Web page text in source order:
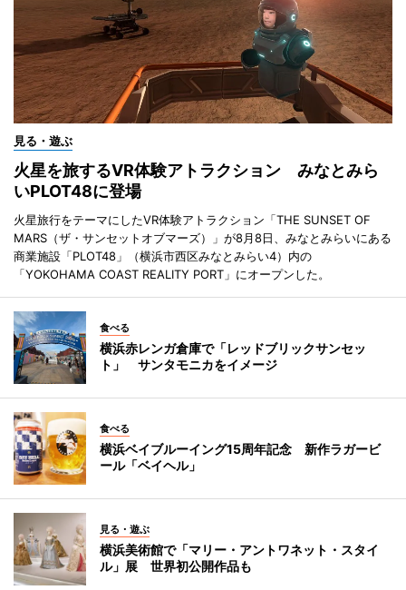
見る・遊ぶ
火星を旅するVR体験アトラクション みなとみら
いPLOT48に登場
火星旅行をテーマにしたVR体験アトラクション「THE SUNSET OF
MARS（ザ・サンセットオブマーズ）」が8月8日、みなとみらいにある
商業施設「PLOT48」（横浜市西区みなとみらい4）内の
「YOKOHAMA COAST REALITY PORT」にオープンした。
食べる
横浜赤レンガ倉庫で「レッドブリックサンセッ
ト」 サンタモニカをイメージ
食べる
横浜ベイブルーイング15周年記念 新作ラガービ
ール「ベイヘル」
見る・遊ぶ
横浜美術館で「マリー・アントワネット・スタイ
ル」展 世界初公開作品も